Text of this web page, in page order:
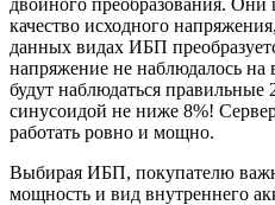
качество исходного
данных видах ИБП
напряжение не наблюдалось на
будут наблюдаться правильные
синусоидой не ниже 8%!
работать ровно и мощно.
Выбирая ИБП, покупателю
мощность и вид внутреннего